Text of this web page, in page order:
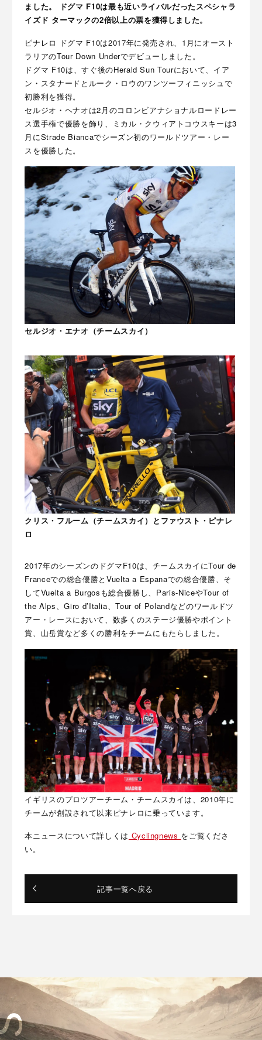
ました。 ドグマ F10は最も近いライバルだったスペシャラ
イズド ターマックの2倍以上の票を獲得しました。
ピナレロ ドグマ F10は2017年に発売され、1月にオースト
ラリアのTour Down Underでデビューしました。
ドグマ F10は、すぐ後のHerald Sun Tourにおいて、イア
ン・スタナードとルーク・ロウのワンツーフィニッシュで
初勝利を獲得。
セルジオ・ヘナオは2月のコロンビアナショナルロードレー
ス選手権で優勝を飾り、ミカル・クウィアトコウスキーは3
月にStrade Biancaでシーズン初のワールドツアー・レー
スを優勝した。
セルジオ・エナオ（チームスカイ）
クリス・フルーム（チームスカイ）とファウスト・ピナレ
ロ
2017年のシーズンのドグマF10は、チームスカイにTour de
Franceでの総合優勝とVuelta a Espanaでの総合優勝、そ
してVuelta a Burgosも総合優勝し、Paris-NiceやTour of
the Alps、Giro d’Italia、Tour of Polandなどのワールドツ
アー・レースにおいて、数多くのステージ優勝やポイント
賞、山岳賞など多くの勝利をチームにもたらしました。
イギリスのプロツアーチーム・チームスカイは、2010年に
チームが創設されて以来ピナレロに乗っています。
本ニュースについて詳しくは Cyclingnews をご覧くださ
い。
記事一覧へ戻る